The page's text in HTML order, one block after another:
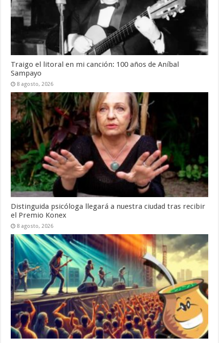
Traigo el litoral en mi canción: 100 años de Aníbal
Sampayo
8 agosto, 2026
Distinguida psicóloga llegará a nuestra ciudad tras recibir
el Premio Konex
8 agosto, 2026